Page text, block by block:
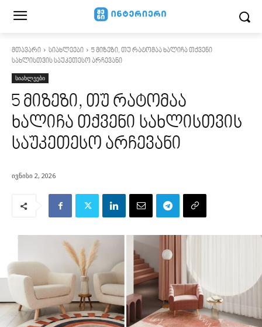
მთავარი სიახლეები
5 მიზეზი, თუ რატომაა ხალიჩა თქვენი
სახლისთვის საუკეთესო არჩევანი
სიახლეები
5 მიზეზი, თუ რატომაა
ხალიჩა თქვენი სახლისთვის
საუკეთესო არჩევანი
ივნისი 2, 2026